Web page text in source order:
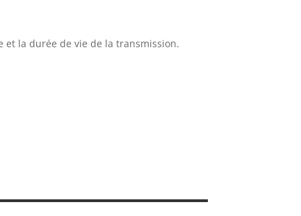
et la durée de vie de la transmission.